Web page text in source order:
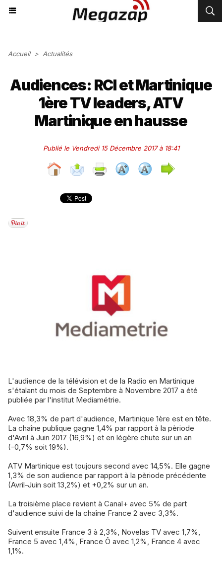
Accueil > Actualités
Audiences: RCI et Martinique
1ère TV leaders, ATV
Martinique en hausse
Publié le Vendredi 15 Décembre 2017 à 18:41
L'audience de la télévision et de la Radio en Martinique
s'étalant du mois de Septembre à Novembre 2017 a été
publiée par l'institut Mediamétrie.
Avec 18,3% de part d'audience, Martinique 1ère est en tête.
La chaîne publique gagne 1,4% par rapport à la pèriode
d'Avril à Juin 2017 (16,9%) et en légère chute sur un an
(-0,7% soit 19%).
ATV Martinique est toujours second avec 14,5%. Elle gagne
1,3% de son audience par rapport à la pèriode précédente
(Avril-Juin soit 13,2%) et +0,2% sur un an.
La troisième place revient à Canal+ avec 5% de part
d'audience suivi de la chaîne France 2 avec 3,3%.
Suivent ensuite France 3 à 2,3%, Novelas TV avec 1,7%,
France 5 avec 1,4%, France Ô avec 1,2%, France 4 avec
1,1%.